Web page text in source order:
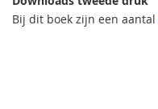
Bij dit boek zijn een aantal